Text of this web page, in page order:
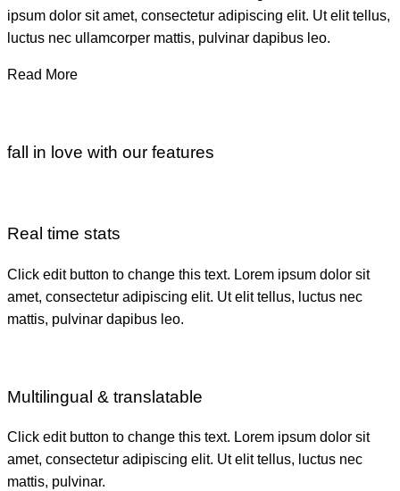
ipsum dolor sit amet, consectetur adipiscing elit. Ut elit tellus,
luctus nec ullamcorper mattis, pulvinar dapibus leo.
Read More
fall in love with our features
Real time stats
Click edit button to change this text. Lorem ipsum dolor sit
amet, consectetur adipiscing elit. Ut elit tellus, luctus nec
mattis, pulvinar dapibus leo.
Multilingual & translatable
Click edit button to change this text. Lorem ipsum dolor sit
amet, consectetur adipiscing elit. Ut elit tellus, luctus nec
mattis, pulvinar.